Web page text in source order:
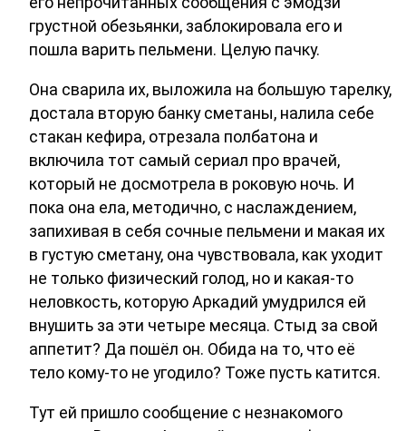
грустной обезьянки, заблокировала его и
пошла варить пельмени. Целую пачку.
Она сварила их, выложила на большую тарелку,
достала вторую банку сметаны, налила себе
стакан кефира, отрезала полбатона и
включила тот самый сериал про врачей,
который не досмотрела в роковую ночь. И
пока она ела, методично, с наслаждением,
запихивая в себя сочные пельмени и макая их
в густую сметану, она чувствовала, как уходит
не только физический голод, но и какая-то
неловкость, которую Аркадий умудрился ей
внушить за эти четыре месяца. Стыд за свой
аппетит? Да пошёл он. Обида на то, что её
тело кому-то не угодило? Тоже пусть катится.
Тут ей пришло сообщение с незнакомого